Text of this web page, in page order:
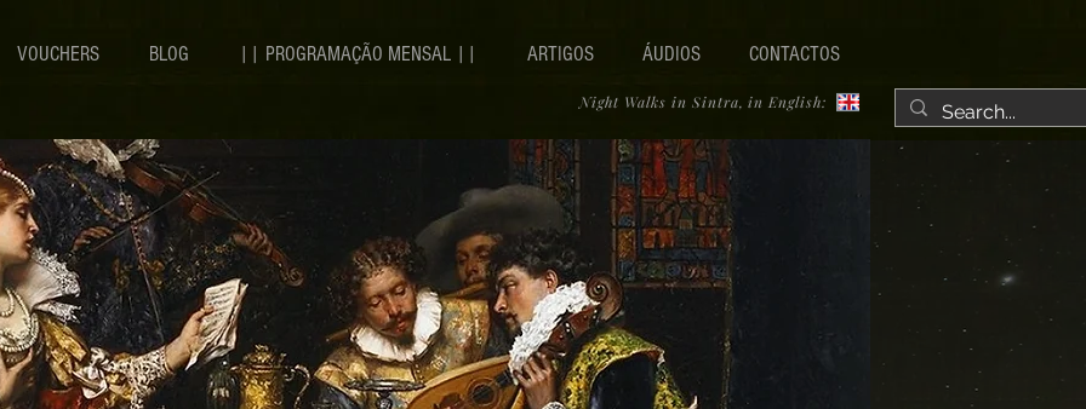
VOUCHERS BLOG || PROGRAMAÇÃO MENSAL || ARTIGOS ÁUDIOS CONTACTOS
Night Walks in Sintra, in English: